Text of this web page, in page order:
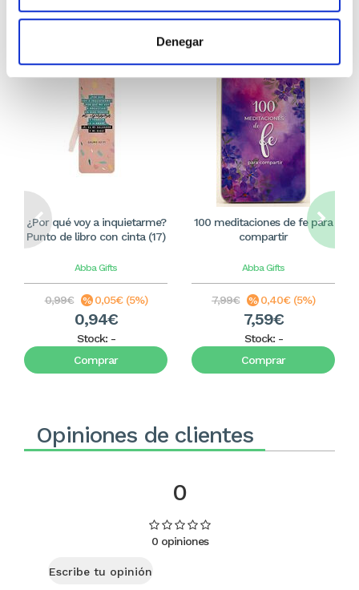
Denegar
Otros títulos del autor
¿Por qué voy a inquietarme?
Punto de libro con cinta (17)
Abba Gifts
0,99€ 0,05€ (5%)
0,94€
Stock: -
Comprar
100 meditaciones de fe para
compartir
Abba Gifts
7,99€ 0,40€ (5%)
7,59€
Stock: -
Comprar
Opiniones de clientes
0
0 opiniones
Escribe tu opinión